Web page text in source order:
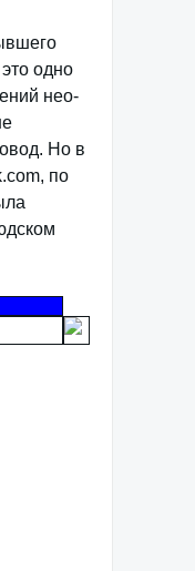
одно
нео-
Но в
по